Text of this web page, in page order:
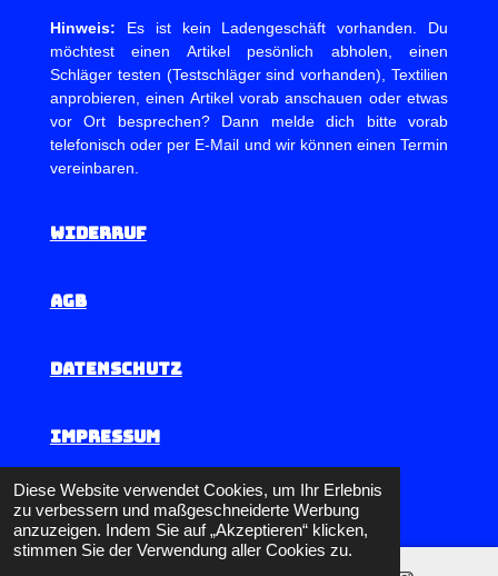
Diese Website verwendet Cookies, um Ihr Erlebnis
zu verbessern und maßgeschneiderte Werbung
anzuzeigen. Indem Sie auf „Akzeptieren“ klicken,
stimmen Sie der Verwendung aller Cookies zu.
Hinweis: Es ist kein Ladengeschäft vorhanden. Du
möchtest einen Artikel pesönlich abholen, einen
Schläger testen (Testschläger sind vorhanden), Textilien
anprobieren, einen Artikel vorab anschauen oder etwas
vor Ort besprechen? Dann melde dich bitte vorab
telefonisch oder per E-Mail und wir können einen Termin
vereinbaren.
Widerruf
AGB
Datenschutz
Impressum
© 2024 - 2026 Badminton-Winner